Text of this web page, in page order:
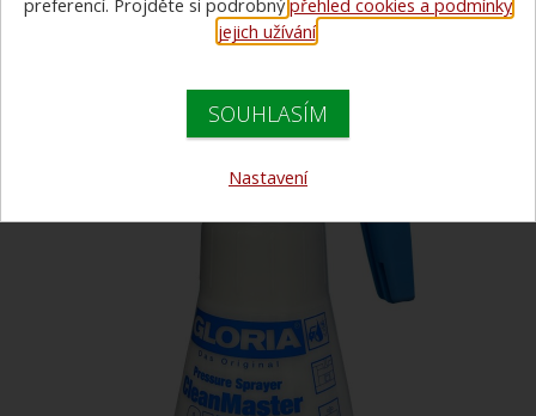
jejich užívání.
SOUHLASÍM
Nastavení